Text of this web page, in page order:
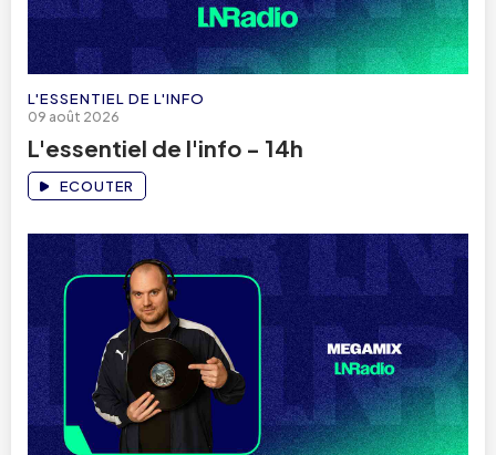
L'ESSENTIEL DE L'INFO
09 août 2026
L'essentiel de l'info - 14h
ECOUTER